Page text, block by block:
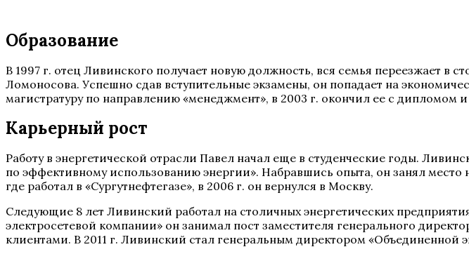
Образование
В 1997 г. отец Ливинского получает новую должность, вся семья переезжает в
Ломоносова. Успешно сдав вступительные экзамены, он попадает на
магистратуру по направлению «менеджмент», в 2003 г. окончил ее с дипломом
Карьерный рост
Работу в энергетической отрасли Павел начал еще в студенческие годы.
по эффективному использованию энергии». Набравшись опыта, он занял место
где работал в «Сургутнефтегазе», в 2006 г. он вернулся в Москву.
Следующие 8 лет Ливинский работал на столичных энергетических
электросетевой компании» он занимал пост заместителя генерального
клиентами. В 2011 г. Ливинский стал генеральным директором «Объединенной